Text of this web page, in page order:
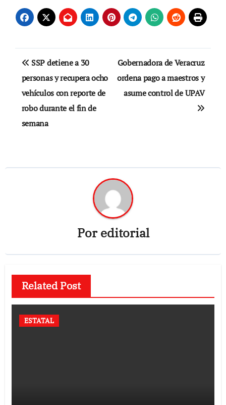
Navegación
de
entradas
SSP detiene a 30
personas y recupera ocho
vehículos con reporte de
robo durante el fin de
semana
Gobernadora de Veracruz
ordena pago a maestros y
asume control de UPAV
Poreditorial
Related Post
ESTATAL